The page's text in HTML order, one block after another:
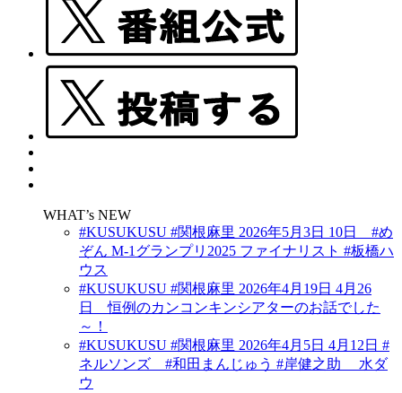
WHAT’s NEW
#KUSUKUSU #関根麻里 2026年5月3日 10日 #め
ぞん M-1グランプリ2025 ファイナリスト #板橋ハ
ウス
#KUSUKUSU #関根麻里 2026年4月19日 4月26
日 恒例のカンコンキンシアターのお話でした
～！
#KUSUKUSU #関根麻里 2026年4月5日 4月12日 #
ネルソンズ #和田まんじゅう #岸健之助 水ダ
ウ